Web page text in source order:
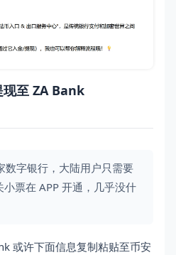
现至 ZA Bank
数字银行，大陆用户只需要
票在 APP 开通，几乎没什
或许下面信息复制粘贴至币安